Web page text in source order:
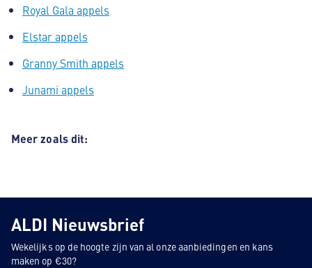
Royal Gala appels
Elstar appels
Granny Smith appels
Junami appels
Meer zoals dit:
ALDI Nieuwsbrief
Wekelijks op de hoogte zijn van al onze aanbiedingen en kans
maken op €30?